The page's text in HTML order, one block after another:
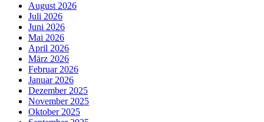
August 2026
Juli 2026
Juni 2026
Mai 2026
April 2026
März 2026
Februar 2026
Januar 2026
Dezember 2025
November 2025
Oktober 2025